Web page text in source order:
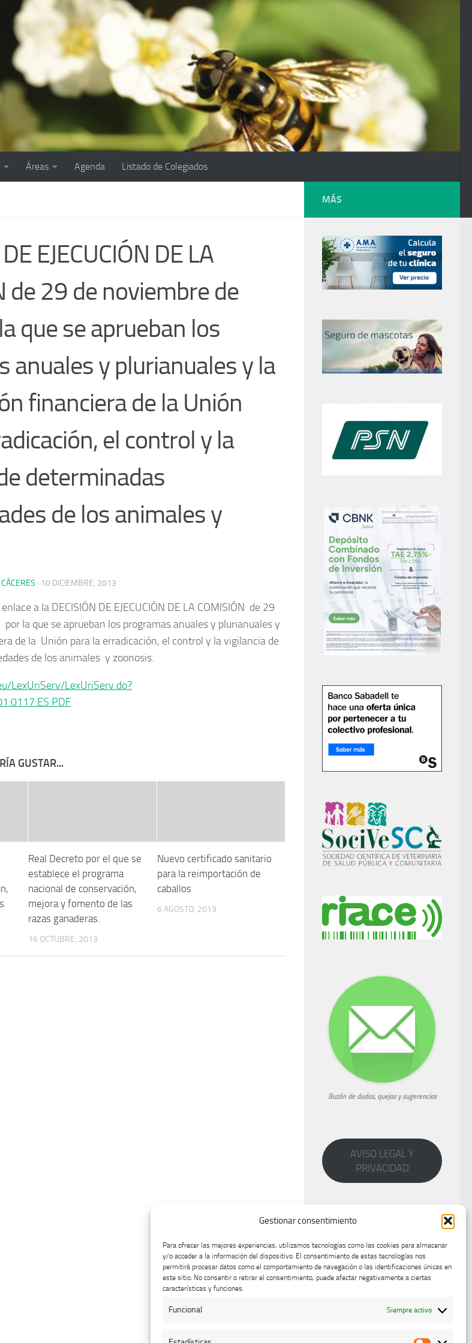
Gestionar consentimiento
Para ofrecer las mejores experiencias, utilizamos tecnologías como las cookies para almacenar
y/o acceder a la información del dispositivo. El consentimiento de estas tecnologías nos
permitirá procesar datos como el comportamiento de navegación o las identificaciones únicas en
este sitio. No consentir o retirar el consentimiento, puede afectar negativamente a ciertas
características y funciones.
Funcional Siempre activo
Áreas Agenda Listado de Colegiados
EJECUCIÓN DE LA
de 29 de noviembre de
que se aprueban los
anuales y plurianuales y la
financiera de la Unión
el control y la
determinadas
de los animales y
· 10 DICIEMBRE, 2013
a la DECISIÓN DE EJECUCIÓN DE LA COMISIÓN de 29
la que se aprueban los programas anuales y plurianuales y
de la Unión para la erradicación, el control y la vigilancia de
de los animales y zoonosis.
LexUriServ/LexUriServ.do?
GUSTAR...
Real Decreto por el que se
establece el programa
nacional de conservación,
mejora y fomento de las
razas ganaderas.
16 OCTUBRE, 2013
Nuevo certificado sanitario
para la reimportación de
caballos
6 AGOSTO, 2013
MÁS
Buzón de dudas, quejas y sugerencias
AVISO LEGAL Y
PRIVACIDAD